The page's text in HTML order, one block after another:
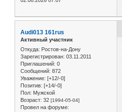
Audi013 161rus
Активный участник
Откуда: Ростов-на-Дону
Зарегистрирован: 03.11.2011
Приглашений: 0
Сообщений: 872
Уважение: [+12/-0]
Позитив: [+14/-0]
Пол: Мужской
Возраст: 32 [1994-05-04]
Провел на форуме: